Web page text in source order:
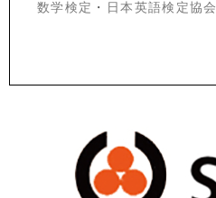
数学検定 ・ 日本英語検定協会